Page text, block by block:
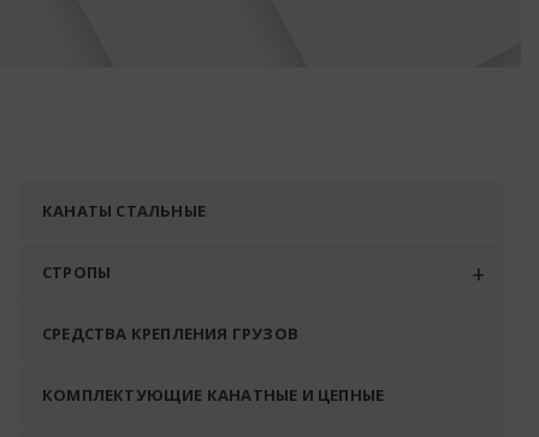
КАНАТЫ СТАЛЬНЫЕ
СТРОПЫ
СРЕДСТВА КРЕПЛЕНИЯ ГРУЗОВ
КОМПЛЕКТУЮЩИЕ КАНАТНЫЕ И ЦЕПНЫЕ